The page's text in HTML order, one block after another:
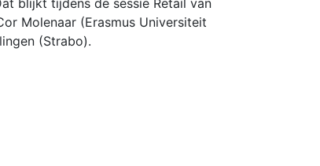
blijkt tijdens de sessie Retail van
Molenaar (Erasmus Universiteit
(Strabo).